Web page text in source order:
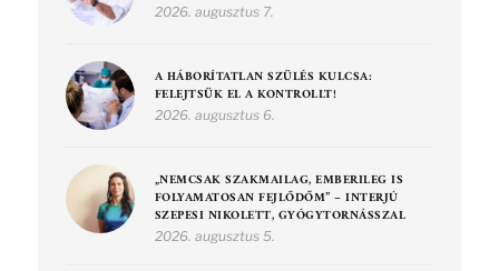
2026. augusztus 7.
A HÁBORÍTATLAN SZÜLÉS KULCSA:
FELEJTSÜK EL A KONTROLLT!
2026. augusztus 6.
„NEMCSAK SZAKMAILAG, EMBERILEG IS
FOLYAMATOSAN FEJLŐDŐM” – INTERJÚ
SZEPESI NIKOLETT, GYÓGYTORNÁSSZAL
2026. augusztus 5.